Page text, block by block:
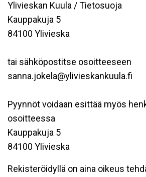
Ylivieskan Kuula / Tietosuoja
Kauppakuja 5
84100 Ylivieska
tai sähköpostitse osoitteeseen
sanna.jokela@ylivieskankuula.fi
Pyynnöt voidaan esittää myös
osoitteessa
Kauppakuja 5
84100 Ylivieska
Rekisteröidyllä on aina oikeus